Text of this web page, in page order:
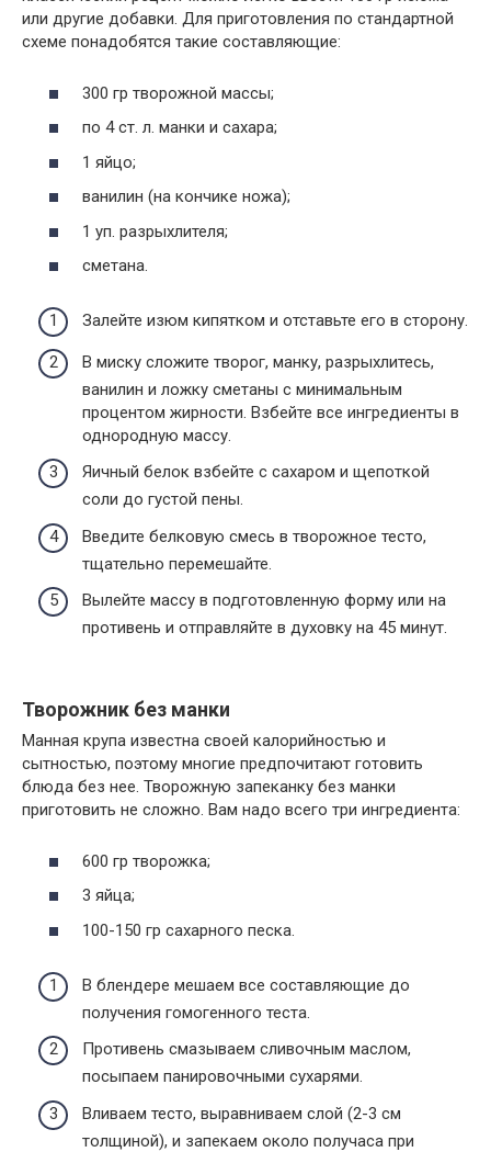
или другие добавки. Для приготовления по стандартной
схеме понадобятся такие составляющие:
300 гр творожной массы;
по 4 ст. л. манки и сахара;
1 яйцо;
ванилин (на кончике ножа);
1 уп. разрыхлителя;
сметана.
Залейте изюм кипятком и отставьте его в сторону.
В миску сложите творог, манку, разрыхлитесь,
ванилин и ложку сметаны с минимальным
процентом жирности. Взбейте все ингредиенты в
однородную массу.
Яичный белок взбейте с сахаром и щепоткой
соли до густой пены.
Введите белковую смесь в творожное тесто,
тщательно перемешайте.
Вылейте массу в подготовленную форму или на
противень и отправляйте в духовку на 45 минут.
Творожник без манки
Манная крупа известна своей калорийностью и
сытностью, поэтому многие предпочитают готовить
блюда без нее. Творожную запеканку без манки
приготовить не сложно. Вам надо всего три ингредиента:
600 гр творожка;
3 яйца;
100-150 гр сахарного песка.
В блендере мешаем все составляющие до
получения гомогенного теста.
Противень смазываем сливочным маслом,
посыпаем панировочными сухарями.
Вливаем тесто, выравниваем слой (2-3 см
толщиной), и запекаем около получаса при